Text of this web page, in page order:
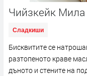
Чийзкейк Мила
Сладкиши
Бисквитите се
разтопеното краве
дъното и стените на